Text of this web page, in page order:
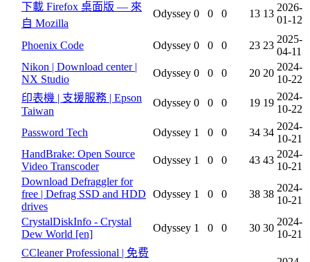
下載 Firefox 桌面版 — 來
自 Mozilla
Odyssey 0 0 0 13 13
2026-
01-12
Phoenix Code Odyssey 0 0 0 23 23
2025-
04-11
Nikon | Download center |
NX Studio
Odyssey 0 0 0 20 20
2024-
10-22
印表機 | 支援服務 | Epson
Taiwan
Odyssey 0 0 0 19 19
2024-
10-22
Password Tech
Odyssey 1 0 0 34 34
2024-
10-21
HandBrake: Open Source
Video Transcoder
Odyssey 1 0 0 43 43
2024-
10-21
Download Defraggler for
free | Defrag SSD and HDD
drives
Odyssey 1 0 0 38 38
2024-
10-21
CrystalDiskInfo - Crystal
Dew World [en]
Odyssey 1 0 0 30 30
2024-
10-21
CCleaner Professional | 免费